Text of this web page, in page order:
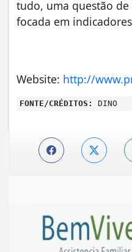
tudo, uma questão
focada em
Website: http://
FONTE/CRÉDITOS: DINO